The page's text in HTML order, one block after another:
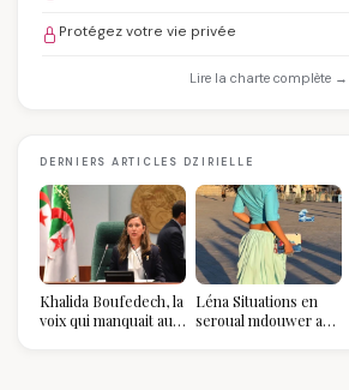
Protégez votre vie privée
Lire la charte complète →
DERNIERS ARTICLES DZIRIELLE
Khalida Boufedech, la
voix qui manquait au
Léna Situations en
seroual mdouwer au